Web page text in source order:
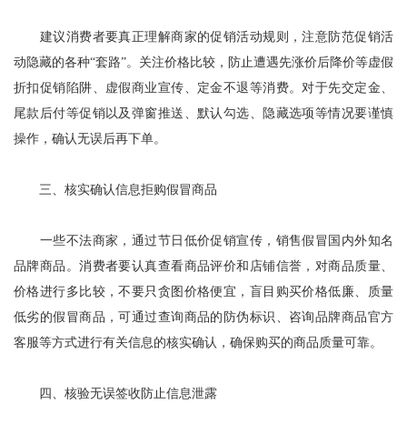
建议消费者要真正理解商家的促销活动规则，注意防范促销活
动隐藏的各种“套路”。关注价格比较，防止遭遇先涨价后降价等虚假
折扣促销陷阱、虚假商业宣传、定金不退等消费。对于先交定金、
尾款后付等促销以及弹窗推送、默认勾选、隐藏选项等情况要谨慎
操作，确认无误后再下单。
三、核实确认信息拒购假冒商品
一些不法商家，通过节日低价促销宣传，销售假冒国内外知名
品牌商品。消费者要认真查看商品评价和店铺信誉，对商品质量、
价格进行多比较，不要只贪图价格便宜，盲目购买价格低廉、质量
低劣的假冒商品，可通过查询商品的防伪标识、咨询品牌商品官方
客服等方式进行有关信息的核实确认，确保购买的商品质量可靠。
四、核验无误签收防止信息泄露